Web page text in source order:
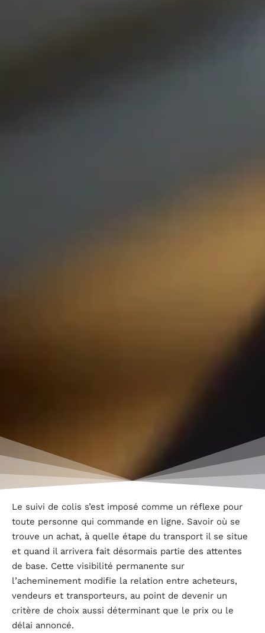
Le suivi de colis s’est imposé comme un réflexe pour
toute personne qui commande en ligne. Savoir où se
trouve un achat, à quelle étape du transport il se situe
et quand il arrivera fait désormais partie des attentes
de base. Cette visibilité permanente sur
l’acheminement modifie la relation entre acheteurs,
vendeurs et transporteurs, au point de devenir un
critère de choix aussi déterminant que le prix ou le
délai annoncé.